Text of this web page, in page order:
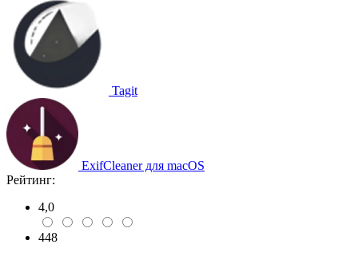
Tagit
ExifCleaner для macOS
Рейтинг:
4,0
448